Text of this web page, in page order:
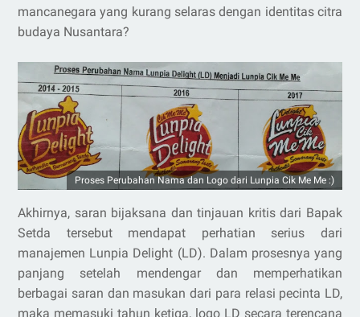
mancanegara yang kurang selaras dengan identitas citra
budaya Nusantara?
Proses Perubahan Nama dan Logo dari Lunpia Cik Me Me :)
Akhirnya, saran bijaksana dan tinjauan kritis dari Bapak
Setda tersebut mendapat perhatian serius dari
manajemen Lunpia Delight (LD). Dalam prosesnya yang
panjang setelah mendengar dan memperhatikan
berbagai saran dan masukan dari para relasi pecinta LD,
maka memasuki tahun ketiga, logo LD secara terencana